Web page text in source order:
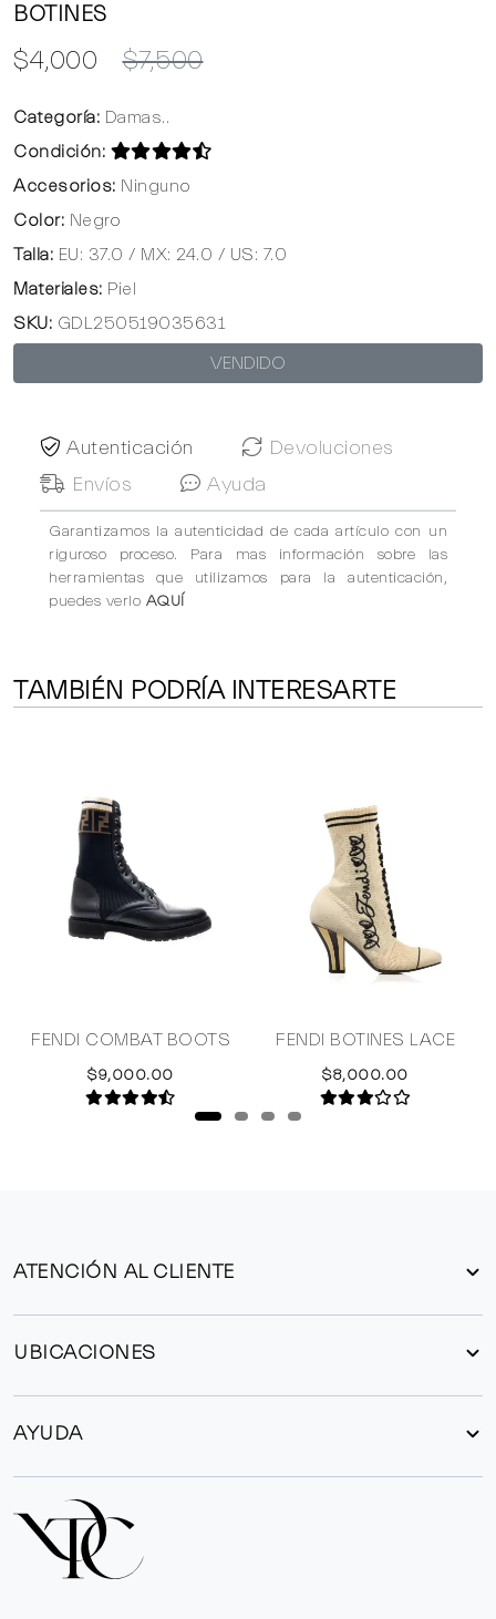
BOTINES
$4,000 $7,500
Categoría: Damas..
Condición:
Accesorios: Ninguno
Color: Negro
Talla: EU: 37.0 / MX: 24.0 / US: 7.0
Materiales: Piel
SKU: GDL250519035631
VENDIDO
Autenticación
Devoluciones
Envíos
Ayuda
Garantizamos la autenticidad de cada artículo con un
riguroso proceso. Para mas información sobre las
herramientas que utilizamos para la autenticación,
puedes verlo AQUÍ
TAMBIÉN PODRÍA INTERESARTE
FENDI COMBAT BOOTS
$9,000.00
FENDI BOTINES LACE
$8,000.00
ATENCIÓN AL CLIENTE
UBICACIONES
AYUDA